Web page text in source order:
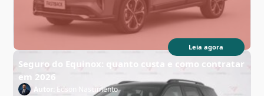
Leia agora
Seguro do Equinox: quanto custa e como contratar
em 2026
Autor:
Edson Nascimento